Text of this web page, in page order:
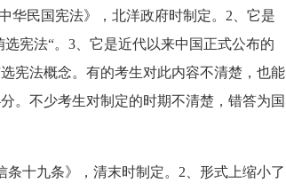
民国宪法》，北洋政府时制定。2、它是
宪法“。3、它是近代以来中国正式公布的
宪法概念。有的考生对此内容不清楚，也能
。不少考生对制定的时期不清楚，错答为国
十九条》，清末时制定。2、形式上缩小了